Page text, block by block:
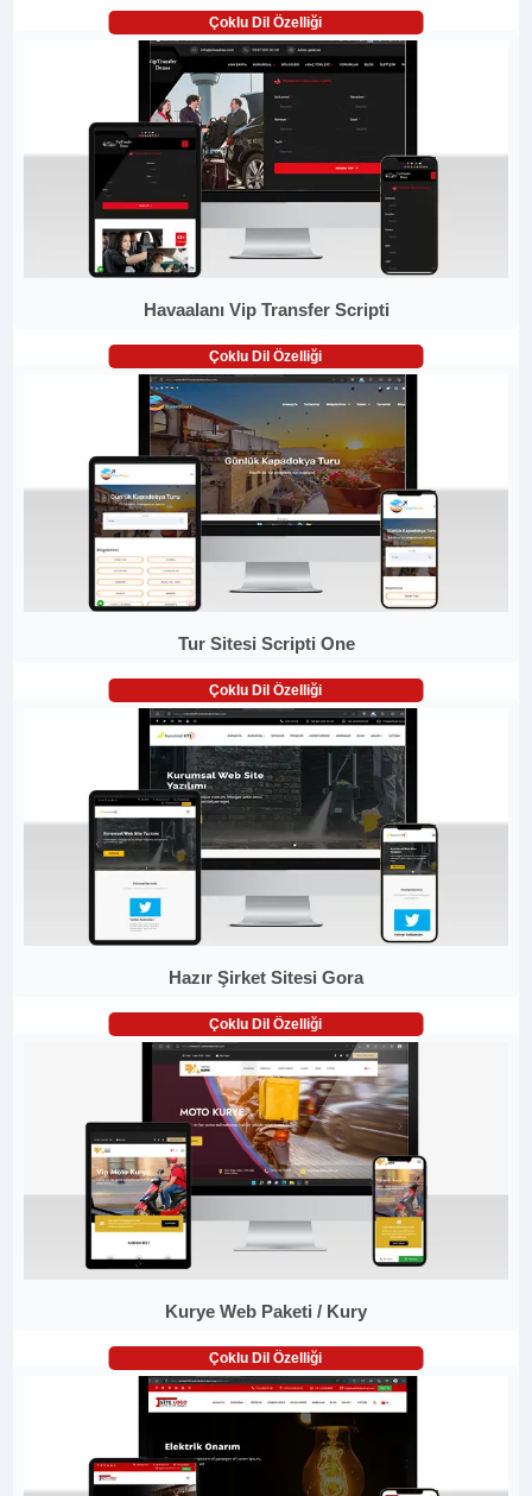
Çoklu Dil Özelliği
Havaalanı Vip Transfer Scripti
Çoklu Dil Özelliği
Tur Sitesi Scripti One
Çoklu Dil Özelliği
Hazır Şirket Sitesi Gora
Çoklu Dil Özelliği
Kurye Web Paketi / Kury
Çoklu Dil Özelliği